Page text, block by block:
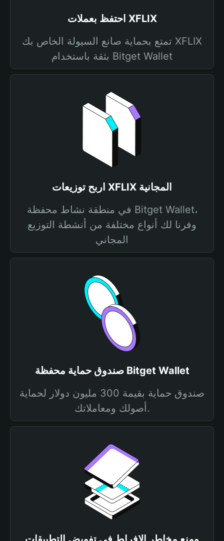
احتفظ بعملات XFLIX
تمتع بحماية صانع السيولة الخاص بك XFLIX
بثقة باستخدام Bitget Wallet
اربح توزيعات XFLIX المجانية
في منطقة نشاط محفظة Bitget Wallet،
وفرنا لك أنواع مختلفة من أنشطة التوزيع
المجاني
صندوق حماية محفظة Bitget Wallet
صندوق حماية بقيمة 300 مليون دولار لحماية
أصولك ومعاملاتك.